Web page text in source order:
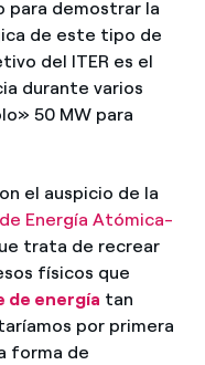
para demostrar la
de este tipo de
del ITER es el
durante varios
50 MW para
el auspicio de la
Energía Atómica-
trata de recrear
físicos que
de energía tan
por primera
forma de